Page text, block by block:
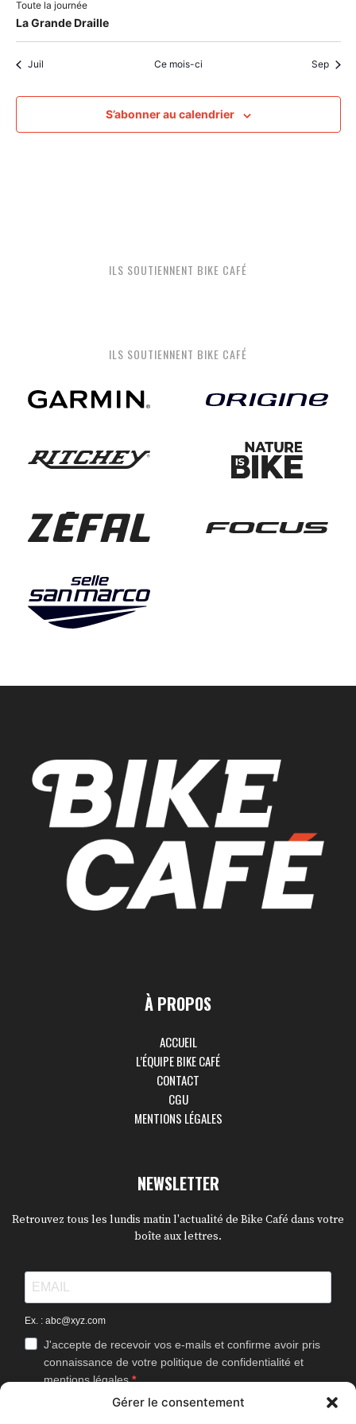
Gérer le consentement
Toute la journée
La Grande Draille
Juil Ce mois-ci Sep
S’abonner au calendrier
À PROPOS
ACCUEIL
L’ÉQUIPE BIKE CAFÉ
CONTACT
CGU
MENTIONS LÉGALES
NEWSLETTER
Retrouvez tous les lundis matin l'actualité de Bike Café dans votre
boîte aux lettres.
Ex. : abc@xyz.com
J'accepte de recevoir vos e-mails et confirme avoir pris
connaissance de votre politique de confidentialité et
mentions légales.
Vous pouvez vous désinscrire à tout moment en cliquant sur le lien